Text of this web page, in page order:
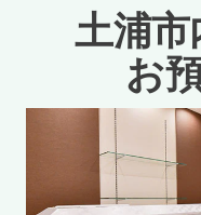
土浦市
お